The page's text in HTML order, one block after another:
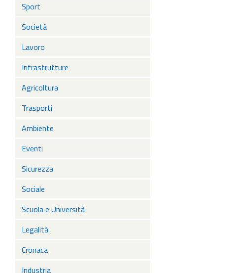
Sport
Società
Lavoro
Infrastrutture
Agricoltura
Trasporti
Ambiente
Eventi
Sicurezza
Sociale
Scuola e Università
Legalità
Cronaca
Industria